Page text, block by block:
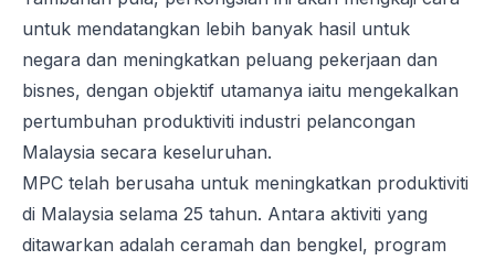
untuk mendatangkan lebih banyak hasil untuk
negara dan meningkatkan peluang pekerjaan dan
bisnes, dengan objektif utamanya iaitu mengekalkan
pertumbuhan produktiviti industri pelancongan
Malaysia secara keseluruhan.
MPC telah berusaha untuk meningkatkan produktiviti
di Malaysia selama 25 tahun. Antara aktiviti yang
ditawarkan adalah ceramah dan bengkel, program